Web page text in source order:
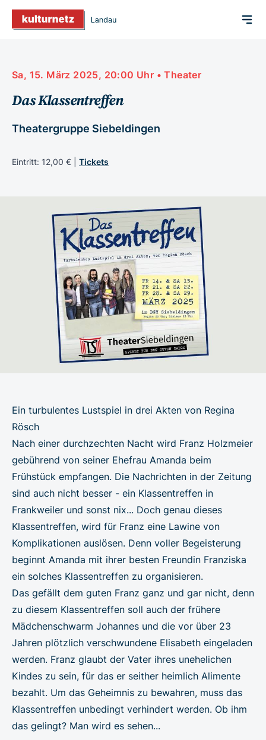
Sa, 15. März 2025, 20:00 Uhr • Theater
Das Klassentreffen
Theatergruppe Siebeldingen
Eintritt: 12,00 € | Tickets
Ein turbulentes Lustspiel in drei Akten von Regina
Rösch
Nach einer durchzechten Nacht wird Franz Holzmeier
gebührend von seiner Ehefrau Amanda beim
Frühstück empfangen. Die Nachrichten in der Zeitung
sind auch nicht besser - ein Klassentreffen in
Frankweiler und sonst nix... Doch genau dieses
Klassentreffen, wird für Franz eine Lawine von
Komplikationen auslösen. Denn voller Begeisterung
beginnt Amanda mit ihrer besten Freundin Franziska
ein solches Klassentreffen zu organisieren.
Das gefällt dem guten Franz ganz und gar nicht, denn
zu diesem Klassentreffen soll auch der frühere
Mädchenschwarm Johannes und die vor über 23
Jahren plötzlich verschwundene Elisabeth eingeladen
werden. Franz glaubt der Vater ihres unehelichen
Kindes zu sein, für das er seither heimlich Alimente
bezahlt. Um das Geheimnis zu bewahren, muss das
Klassentreffen unbedingt verhindert werden. Ob ihm
das gelingt? Man wird es sehen...